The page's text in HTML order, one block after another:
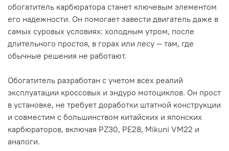
обогатитель карбюратора станет ключевым элементом
его надежности. Он помогает завести двигатель даже в
самых суровых условиях: холодным утром, после
длительного простоя, в горах или лесу — там, где
обычные решения не работают.
Обогатитель разработан с учетом всех реалий
эксплуатации кроссовых и эндуро мотоциклов. Он прост
в установке, не требует доработки штатной конструкции
и совместим с большинством китайских и японских
карбюраторов, включая PZ30, PE28, Mikuni VM22 и
аналоги.